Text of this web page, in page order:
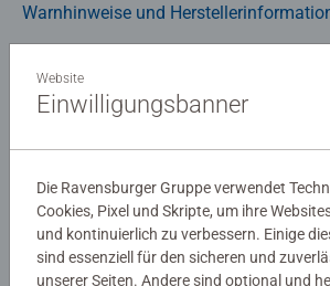
Warnhinweise und
Noch keine Bewertungen
0/0
Verfasse eine
Website
Einwilligungsbanner
Die Ravensburger Gruppe verwendet
Cookies, Pixel und Skripte, um ihre
und kontinuierlich zu verbessern. Einige
sind essenziell für den sicheren und
unserer Seiten. Andere sind optional und